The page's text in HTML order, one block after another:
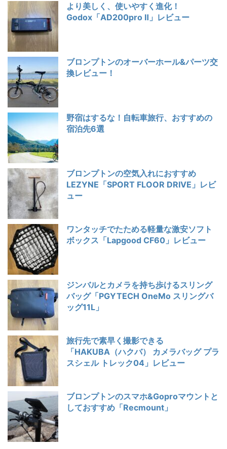
より美しく、使いやすく進化！
Godox「AD200pro Ⅱ」レビュー
ブロンプトンのオーバーホール&パーツ交
換レビュー！
野宿はするな！自転車旅行、おすすめの
宿泊先6選
ブロンプトンの空気入れにおすすめ
LEZYNE「SPORT FLOOR DRIVE」レビ
ュー
ワンタッチでたためる軽量な激安ソフト
ボックス「Lapgood CF60」レビュー
ジンバルとカメラを持ち歩けるスリング
バッグ「PGYTECH OneMo スリングバ
ッグ11L」
旅行先で素早く撮影できる
「HAKUBA（ハクバ） カメラバッグ プラ
スシェル トレック04」レビュー
ブロンプトンのスマホ&Goproマウントと
しておすすめ「Recmount」